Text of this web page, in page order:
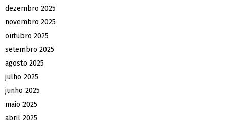
dezembro 2025
novembro 2025
outubro 2025
setembro 2025
agosto 2025
julho 2025
junho 2025
maio 2025
abril 2025